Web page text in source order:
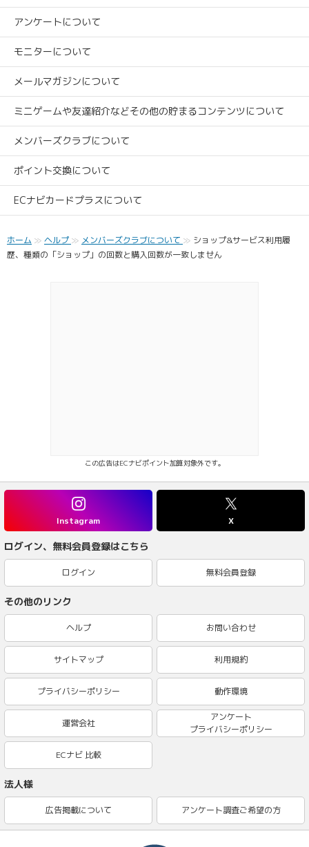
アンケートについて
モニターについて
メールマガジンについて
ミニゲームや友達紹介などその他の貯まるコンテンツについて
メンバーズクラブについて
ポイント交換について
ECナビカードプラスについて
ホーム ヘルプ メンバーズクラブについて
ショップ&サービス利用履
歴、種類の「ショップ」の回数と購入回数が一致しません
この広告はECナビポイント加算対象外です。
Instagram X
ログイン、無料会員登録はこちら
ログイン 無料会員登録
その他のリンク
ヘルプ お問い合わせ
サイトマップ 利用規約
プライバシーポリシー 動作環境
運営会社
アンケート
プライバシーポリシー
ECナビ 比較
法人様
広告掲載について アンケート調査ご希望の方